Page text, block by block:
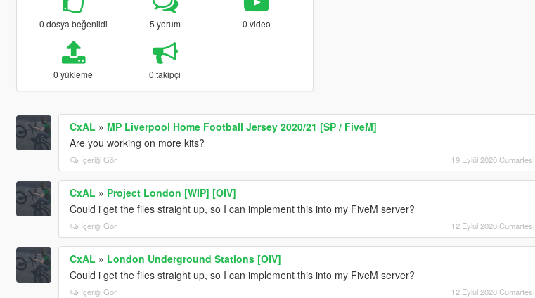
0 dosya beğenildi 5 yorum 0 video
0 yükleme 0 takipçi
CxAL » MP Liverpool Home Football Jersey 2020/21 [SP / FiveM]
Are you working on more kits?
İçeriği Gör 19 Eylül 2020 Cumartesi
CxAL » Project London [WIP] [OIV]
Could i get the files straight up, so I can implement this into my FiveM server?
İçeriği Gör 12 Eylül 2020 Cumartesi
CxAL » London Underground Stations [OIV]
Could i get the files straight up, so I can implement this into my FiveM server?
İçeriği Gör 12 Eylül 2020 Cumartesi